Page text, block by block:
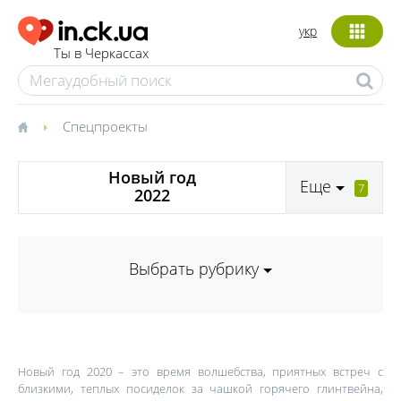
Ты в Черкассах
укр
Спецпроекты
Новый год
2022
Еще 7
Выбрать рубрику
Новый год 2020 – это время волшебства, приятных встреч с
близкими, теплых посиделок за чашкой горячего глинтвейна,